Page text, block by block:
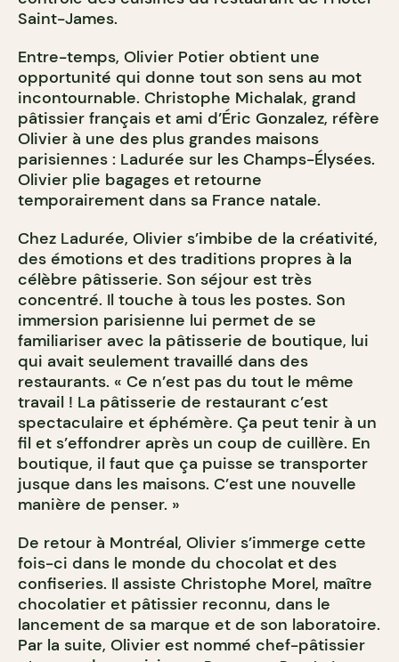
Saint-James.
Entre-temps, Olivier Potier obtient une
opportunité qui donne tout son sens au mot
incontournable. Christophe Michalak, grand
pâtissier français et ami d’Éric Gonzalez, réfère
Olivier à une des plus grandes maisons
parisiennes : Ladurée sur les Champs-Élysées.
Olivier plie bagages et retourne
temporairement dans sa France natale.
Chez Ladurée, Olivier s’imbibe de la créativité,
des émotions et des traditions propres à la
célèbre pâtisserie. Son séjour est très
concentré. Il touche à tous les postes. Son
immersion parisienne lui permet de se
familiariser avec la pâtisserie de boutique, lui
qui avait seulement travaillé dans des
restaurants. « Ce n’est pas du tout le même
travail ! La pâtisserie de restaurant c’est
spectaculaire et éphémère. Ça peut tenir à un
fil et s’effondrer après un coup de cuillère. En
boutique, il faut que ça puisse se transporter
jusque dans les maisons. C’est une nouvelle
manière de penser. »
De retour à Montréal, Olivier s’immerge cette
fois-ci dans le monde du chocolat et des
confiseries. Il assiste Christophe Morel, maître
chocolatier et pâtissier reconnu, dans le
lancement de sa marque et de son laboratoire.
Par la suite, Olivier est nommé chef-pâtissier